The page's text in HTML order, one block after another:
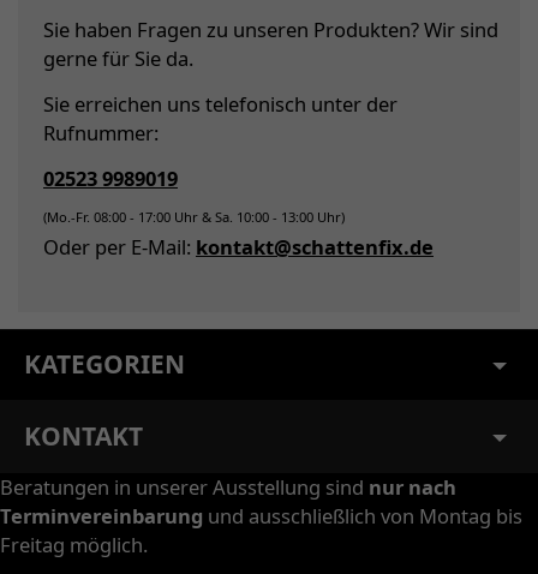
Sie haben Fragen zu unseren Produkten? Wir sind
gerne für Sie da.
Sie erreichen uns telefonisch unter der
Rufnummer:
02523 9989019
(Mo.-Fr. 08:00 - 17:00 Uhr & Sa. 10:00 - 13:00 Uhr)
Oder per E-Mail: kontakt@schattenfix.de
KATEGORIEN
KONTAKT
Beratungen in unserer Ausstellung sind nur nach
Terminvereinbarung und ausschließlich von Montag bis
Freitag möglich.